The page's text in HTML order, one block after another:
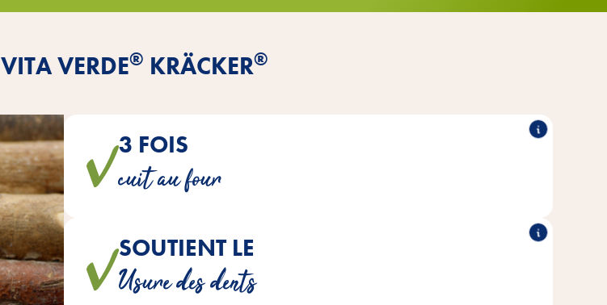
VITA VERDE® KRÄCKER®
3 FOIS
cuit au four
sont cuits en trois couches sur du bois
naturel - pour une occupation extra longue.
SOUTIENT LE
Usure des dents
Ces délicieuses barres croustillantes aident à l'importante abrasion des dents de